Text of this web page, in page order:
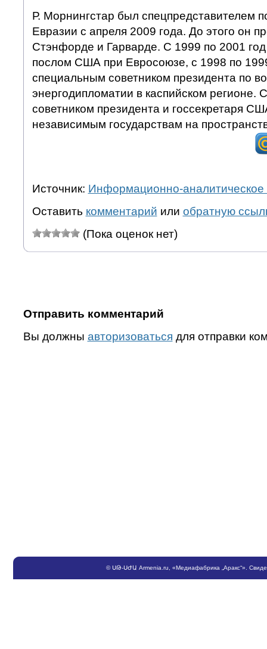
Р. Морнингстар был спецпредставителем
Евразии с апреля 2009 года. До этого он
Стэнфорде и Гарварде. С 1999 по 2001
послом США при Евросоюзе, с 1998 по
специальным советником президента по
энергодипломатии в каспийском регионе.
советником президента и госсекретаря
независимым государствам на
Источник: Информационно-аналитическое
Оставить комментарий или обратную
(Пока оценок нет)
Отправить комментарий
Вы должны авторизоваться для отправки
©ՍԹ-ՍԺԱ Armenia.ru , «Медиафабрика „Аракс“».